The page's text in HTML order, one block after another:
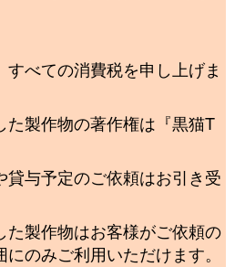
べての消費税を申し上げま
た製作物の著作権は『黒猫T
貸与予定のご依頼はお引き受
た製作物はお客様がご依頼の
のみご利用いただけます。